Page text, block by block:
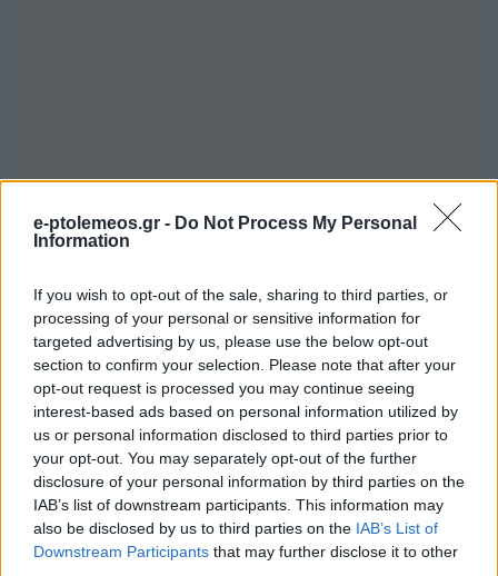
e-ptolemeos.gr - Do Not Process My Personal
Information
If you wish to opt-out of the sale, sharing to third parties, or
processing of your personal or sensitive information for
targeted advertising by us, please use the below opt-out
section to confirm your selection. Please note that after your
opt-out request is processed you may continue seeing
interest-based ads based on personal information utilized by
us or personal information disclosed to third parties prior to
your opt-out. You may separately opt-out of the further
disclosure of your personal information by third parties on the
IAB’s list of downstream participants. This information may
also be disclosed by us to third parties on the IAB’s List of
Downstream Participants that may further disclose it to other